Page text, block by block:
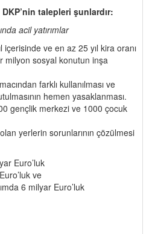
talepleri şunlardır:
acil yatırımlar
içerisinde ve en az 25 yıl kira oranı
milyon sosyal konutun inşa
farklı kullanılması ve
hemen yasaklanması.
gençlik merkezi ve 1000 çocuk
yerlerin sorunlarının çözülmesi
Euro’luk
ve
6 milyar Euro’luk